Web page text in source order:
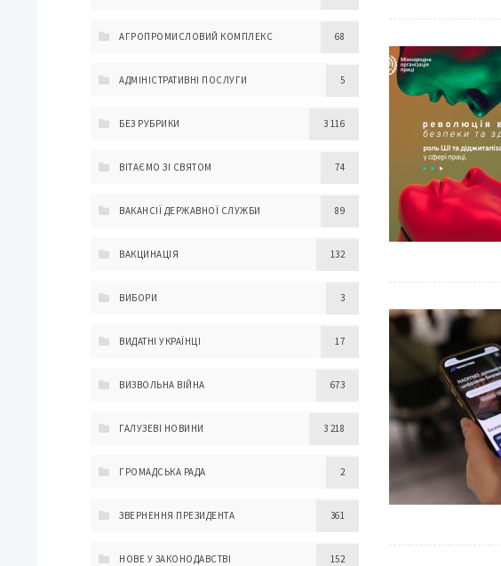
АГРОПРОМИСЛОВИЙ КОМПЛЕКС 68
АДМІНІСТРАТИВНІ ПОСЛУГИ 5
БЕЗ РУБРИКИ 3 116
ВІТАЄМО ЗІ СВЯТОМ 74
ВАКАНСІЇ ДЕРЖАВНОЇ СЛУЖБИ 89
ВАКЦИНАЦІЯ 132
ВИБОРИ 3
ВИДАТНІ УКРАЇНЦІ 17
ВИЗВОЛЬНА ВІЙНА 673
ГАЛУЗЕВІ НОВИНИ 3 218
ГРОМАДСЬКА РАДА 2
ЗВЕРНЕННЯ ПРЕЗИДЕНТА 361
НОВЕ У ЗАКОНОДАВСТВІ 152